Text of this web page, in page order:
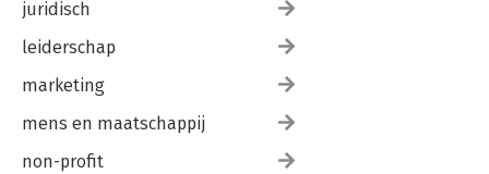
juridisch
leiderschap
marketing
mens en maatschappij
non-profit